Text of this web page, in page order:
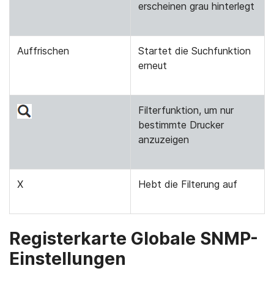
erscheinen grau hinterlegt
Auffrischen
Startet die Suchfunktion
erneut
Filterfunktion, um nur
bestimmte Drucker
anzuzeigen
X Hebt die Filterung auf
Registerkarte Globale SNMP-
Einstellungen